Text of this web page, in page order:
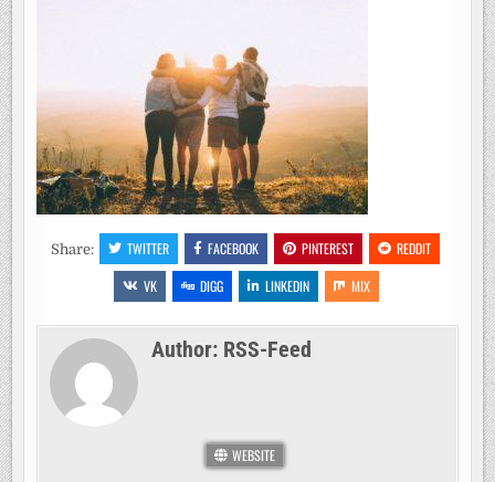
Share: TWITTER FACEBOOK PINTEREST
REDDIT
VK
DIGG LINKEDIN MIX
Author: RSS-Feed
WEBSITE